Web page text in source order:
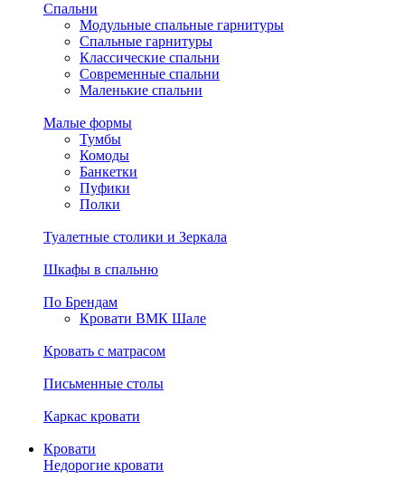
Спальни
Модульные спальные гарнитуры
Спальные гарнитуры
Классические спальни
Современные спальни
Маленькие спальни
Малые формы
Тумбы
Комоды
Банкетки
Пуфики
Полки
Туалетные столики и Зеркала
Шкафы в спальню
По Брендам
Кровати ВМК Шале
Кровать с матрасом
Письменные столы
Каркас кровати
Кровати
Недорогие кровати